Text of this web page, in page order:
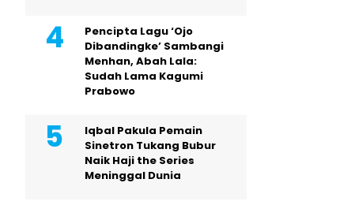
Pencipta Lagu ‘Ojo
Dibandingke’ Sambangi
Menhan, Abah Lala:
Sudah Lama Kagumi
Prabowo
Iqbal Pakula Pemain
Sinetron Tukang Bubur
Naik Haji the Series
Meninggal Dunia